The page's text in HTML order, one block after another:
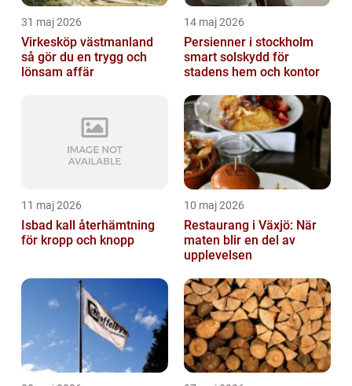
31 maj 2026
Virkesköp västmanland
så gör du en trygg och
lönsam affär
14 maj 2026
Persienner i stockholm
smart solskydd för
stadens hem och kontor
11 maj 2026
Isbad kall återhämtning
för kropp och knopp
10 maj 2026
Restaurang i Växjö: När
maten blir en del av
upplevelsen